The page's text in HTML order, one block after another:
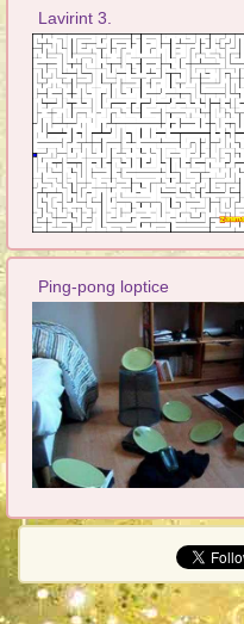
Lavirint 3.
Ping-pong loptice